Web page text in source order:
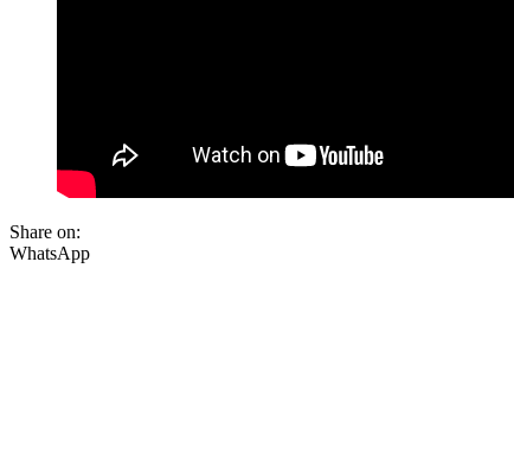
Share on:
WhatsApp